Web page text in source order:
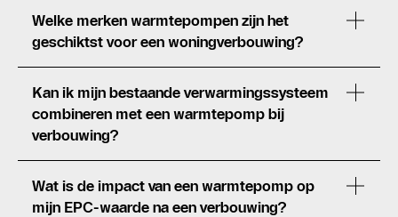
Welke merken warmtepompen zijn het
geschiktst voor een woningverbouwing?
Kan ik mijn bestaande verwarmingssysteem
combineren met een warmtepomp bij
verbouwing?
Wat is de impact van een warmtepomp op
mijn EPC-waarde na een verbouwing?